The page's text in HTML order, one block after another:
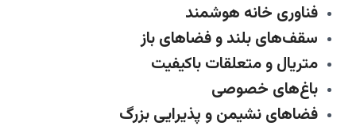
فناوری خانه هوشمند
سقف‌های بلند و فضاهای باز
متریال و متعلقات باکیفیت
باغ‌های خصوصی
فضاهای نشیمن و پذیرایی بزرگ